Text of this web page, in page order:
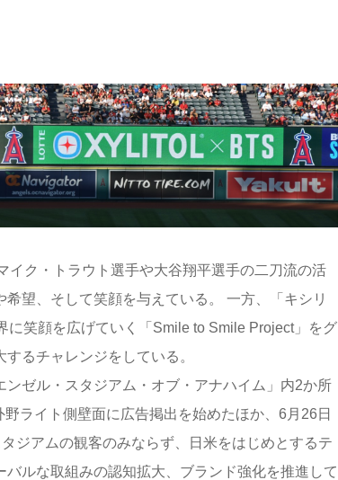
イク・トラウト選手や大谷翔平選手の二刀流の活
望、そして笑顔を与えている。 一方、「キシリ
に笑顔を広げていく「Smile to Smile Project」をグ
るチャレンジをしている。
ゼル・スタジアム・オブ・アナハイム」内2か所
ライト側壁面に広告掲出を始めたほか、6月26日
ジアムの観客のみならず、日米をはじめとするテ
ルな取組みの認知拡大、ブランド強化を推進して